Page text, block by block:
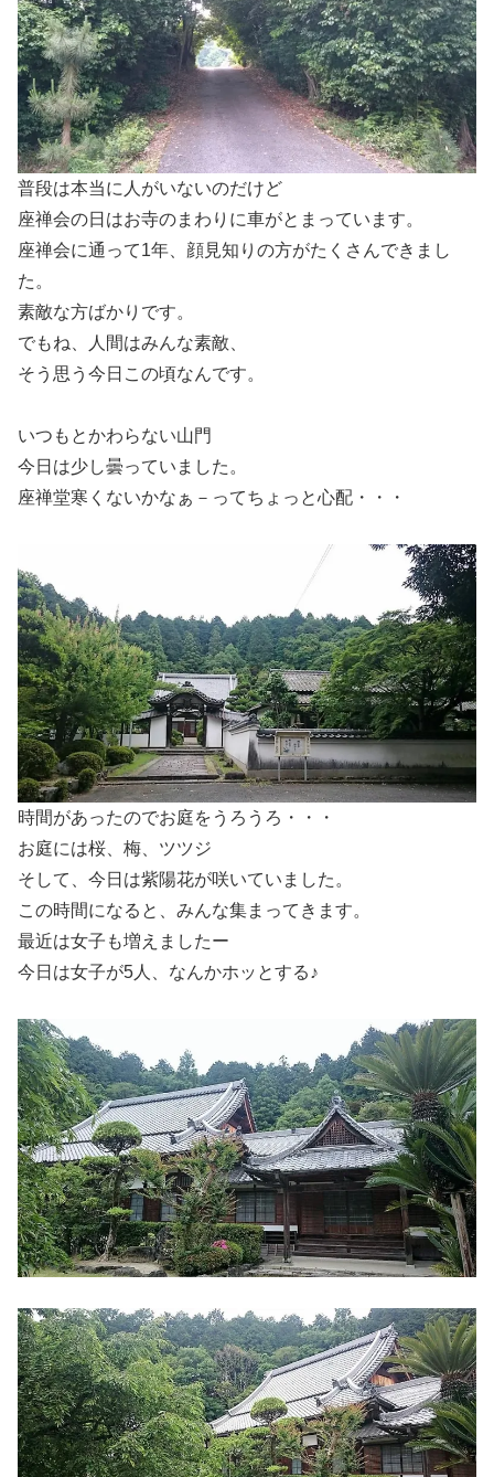
普段は本当に人がいないのだけど
座禅会の日はお寺のまわりに車がとまっています。
座禅会に通って1年、顔見知りの方がたくさんできまし
た。
素敵な方ばかりです。
でもね、人間はみんな素敵、
そう思う今日この頃なんです。
いつもとかわらない山門
今日は少し曇っていました。
座禅堂寒くないかなぁ－ってちょっと心配・・・
時間があったのでお庭をうろうろ・・・
お庭には桜、梅、ツツジ
そして、今日は紫陽花が咲いていました。
この時間になると、みんな集まってきます。
最近は女子も増えましたー
今日は女子が5人、なんかホッとする♪